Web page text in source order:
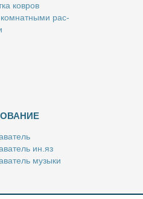
ков­ров
ком­нат­ны­ми рас­
ин.яз
му­зы­ки